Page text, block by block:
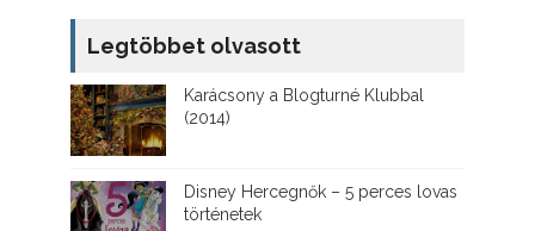
Legtöbbet olvasott
Karácsony a Blogturné Klubbal
(2014)
Disney ​Hercegnők – 5 perces lovas
történetek